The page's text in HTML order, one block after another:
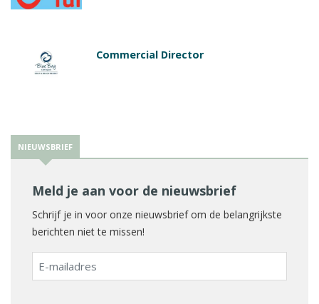
Commercial Director
NIEUWSBRIEF
Meld je aan voor de nieuwsbrief
Schrijf je in voor onze nieuwsbrief om de belangrijkste
berichten niet te missen!
E-
mailadres